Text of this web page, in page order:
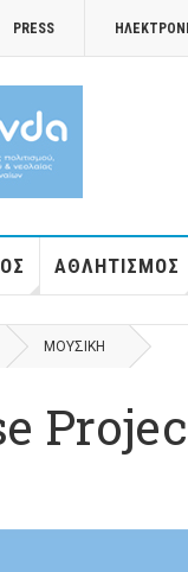
PRESS
ΑΘΛΗΤΙΣΜΌΣ
ΜΟΥΣΙΚΉ